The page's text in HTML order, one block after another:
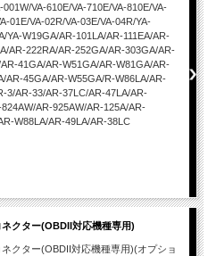
001W/VA-610E/VA-710E/VA-810E/VA-
01E/VA-02R/VA-03E/VA-04R/YA-
YA-W19GA/AR-101LA/AR-111EA/AR-
AR-222RA/AR-252GA/AR-303GA/AR-
41GA/AR-W51GA/AR-W81GA/AR-
AR-45GA/AR-W55GA/R-W86LA/AR-
3/AR-33/AR-37LC/AR-47LA/AR-
AR-925AW/AR-125A/AR-
W88LA/AR-49LA/AR-38LC
クター(OBDII対応機種専用)
クター(OBDII対応機種専用)(オプショ